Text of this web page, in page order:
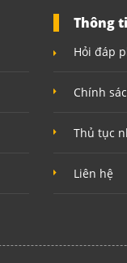
Thông
Hỏi đáp
Chính
Thủ tục
Liên hệ